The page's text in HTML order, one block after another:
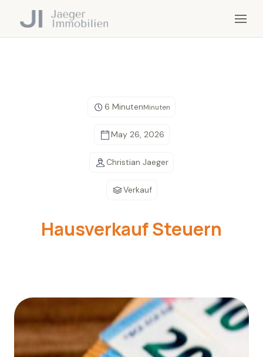
6 MinutenMinuten
May 26, 2026
Christian Jaeger
Verkauf
Hausverkauf Steuern